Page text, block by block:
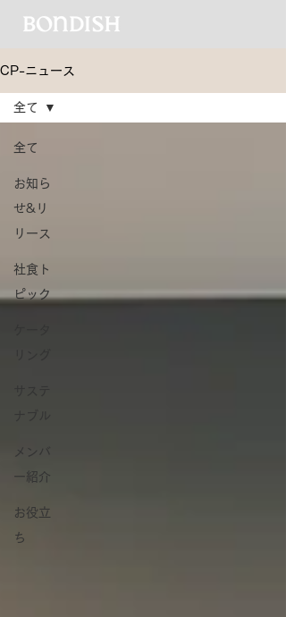
CP-ニュース
全て
お知ら
せ&リ
リース
社食ト
ピック
メンバ
ー紹介
お役立
ち
全て